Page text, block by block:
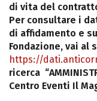
di vita del
Per consultare i
di affidamento e
Fondazione, vai al
https://
ricerca
Centro Eventi Il